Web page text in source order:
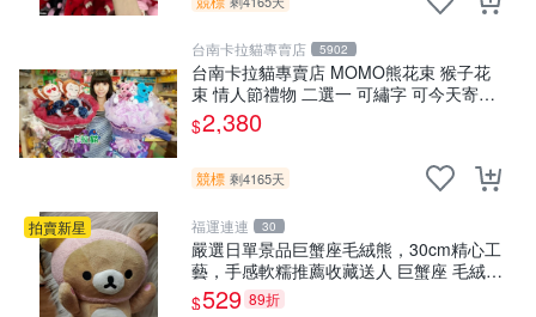
台南卡拉貓專賣店 5902
台南卡拉貓專賣店 MOMO熊花束 猴子花
束 情人節禮物 二選一 可繡字 可今天寄明
天到
$2,380
競標 剩4165天
拍賣新星 福運連連 30
嚴選日單景品巨蟹座毛絨熊，30cm精心工
藝，手感軟糯推薦收藏送人 巨蟹座 毛絨玩
具 精緻做工
$529 89折